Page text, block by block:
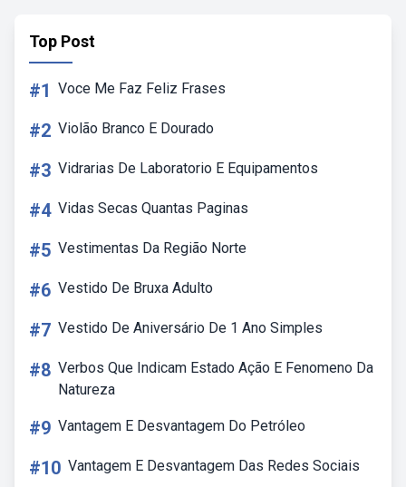
Top Post
#1 Voce Me Faz Feliz Frases
#2 Violão Branco E Dourado
#3 Vidrarias De Laboratorio E Equipamentos
#4 Vidas Secas Quantas Paginas
#5 Vestimentas Da Região Norte
#6 Vestido De Bruxa Adulto
#7 Vestido De Aniversário De 1 Ano Simples
#8 Verbos Que Indicam Estado Ação E Fenomeno Da
Natureza
#9 Vantagem E Desvantagem Do Petróleo
#10 Vantagem E Desvantagem Das Redes Sociais